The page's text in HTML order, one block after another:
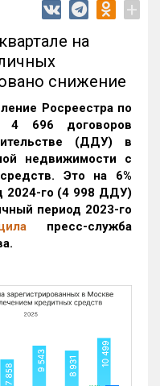
+
на
снижение
Росреестра по
4 696 договоров
(ДДУ) в
недвижимости с
Это на 6%
2024-го (4 998 ДДУ)
период 2023-го
пресс-служба